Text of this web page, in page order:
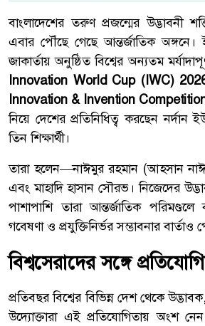
বাংলাদেশের তরুণ প্রজন্মের উদ্ভাবনী
এবার পৌঁছে গেছে আন্তর্জাতিক অঙ্গনে।
জাকার্তায় অনুষ্ঠিত বিশ্বের অন্যতম
Innovation World Cup (IWC)
Innovation & Invention
নিয়ে দেশের প্রতিনিধিত্ব করছেন নর্দান
তিন শিক্ষার্থী।
তারা হলেন—নাঈমুর রহমান (আহসান
এবং মাহাদি হাসান সৌরভ। নিজেদের
পাশাপাশি তারা আন্তর্জাতিক পরিমণ্ডলে
গবেষণা ও প্রযুক্তিনির্ভর সম্ভাবনার বার্তাও
বিশ্বসেরাদের সঙ্গে
প্রতিবছর বিশ্বের বিভিন্ন দেশ থেকে
উদ্যোক্তারা এই প্রতিযোগিতায় অংশ